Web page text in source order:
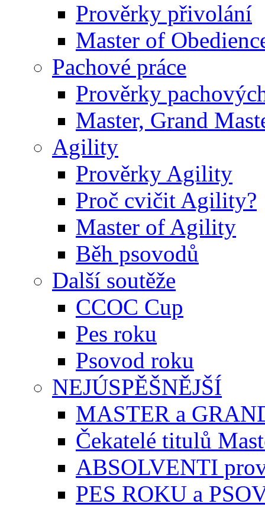
Prověrky přivolání
Master of
Pachové práce
Prověrky
Master, Grand
Agility
Prověrky Agility
Proč cvičit Agility?
Master of Agility
Běh psovodů
Další soutěže
CCOC Cup
Pes roku
Psovod roku
NEJÚSPĚŠNĚJŠÍ
MASTER a
Čekatelé titulů
ABSOLVENTI
PES ROKU a